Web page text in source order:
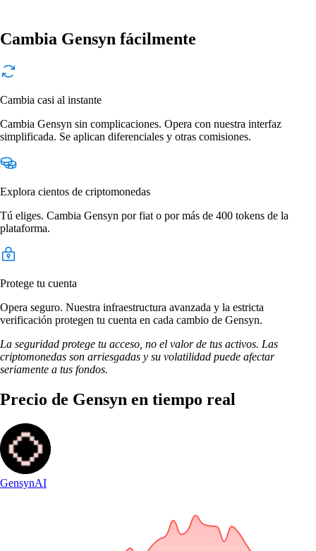
Cambia Gensyn fácilmente
Cambia casi al instante
Cambia Gensyn sin complicaciones. Opera con nuestra interfaz
simplificada. Se aplican diferenciales y otras comisiones.
Explora cientos de criptomonedas
Tú eliges. Cambia Gensyn por fiat o por más de 400 tokens de la
plataforma.
Protege tu cuenta
Opera seguro. Nuestra infraestructura avanzada y la estricta
verificación protegen tu cuenta en cada cambio de Gensyn.
La seguridad protege tu acceso, no el valor de tus activos. Las
criptomonedas son arriesgadas y su volatilidad puede afectar
seriamente a tus fondos.
Precio de Gensyn en tiempo real
GensynAI